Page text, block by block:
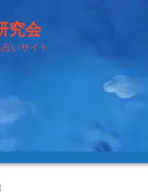
究会
いサイト